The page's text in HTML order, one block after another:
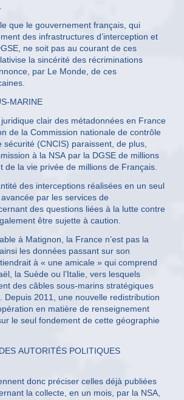
que le gouvernement français, qui
des infrastructures d’interception et
ne soit pas au courant de ces
la sincérité des récriminations
par Le Monde, de ces
MARINE
juridique clair des métadonnées en France
de la Commission nationale de contrôle
(CNCIS) paraissent, de plus,
à la NSA par la DGSE de millions
de la vie privée de millions de Français.
des interceptions réalisées en un seul
par les services de
des questions liées à la lutte contre
être sujette à caution.
à Matignon, la France n’est pas la
les données passant sur son
à « une amicale » qui comprend
la Suède ou l’Italie, vers lesquels
des câbles sous-marins stratégiques
Depuis 2011, une nouvelle redistribution
en matière de renseignement
le seul fondement de cette géographie
AUTORITÉS POLITIQUES
donc préciser celles déjà publiées
la collecte, en un mois, par la NSA,